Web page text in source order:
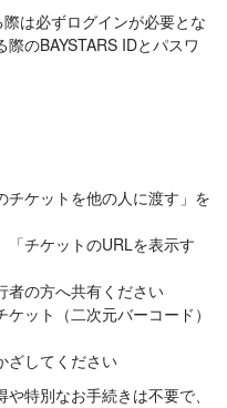
は必ずログインが必要とな
のBAYSTARS IDとパスワ
チケットを他の人に渡す」を
「チケットのURLを表示す
者の方へ共有ください
ット（二次元バーコード）
ざしてください
特別なお手続きは不要で、